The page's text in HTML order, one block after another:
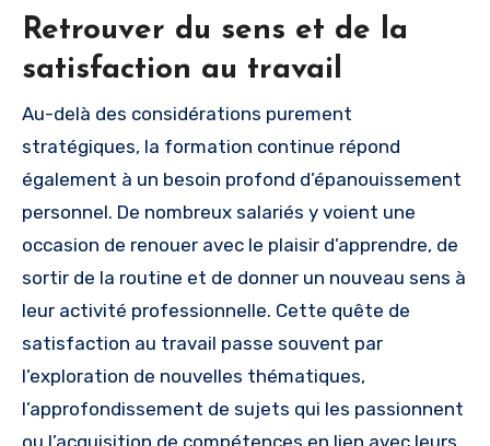
Retrouver du sens et de la
satisfaction au travail
Au-delà des considérations purement
stratégiques, la formation continue répond
également à un besoin profond d’épanouissement
personnel. De nombreux salariés y voient une
occasion de renouer avec le plaisir d’apprendre, de
sortir de la routine et de donner un nouveau sens à
leur activité professionnelle. Cette quête de
satisfaction au travail passe souvent par
l’exploration de nouvelles thématiques,
l’approfondissement de sujets qui les passionnent
ou l’acquisition de compétences en lien avec leurs